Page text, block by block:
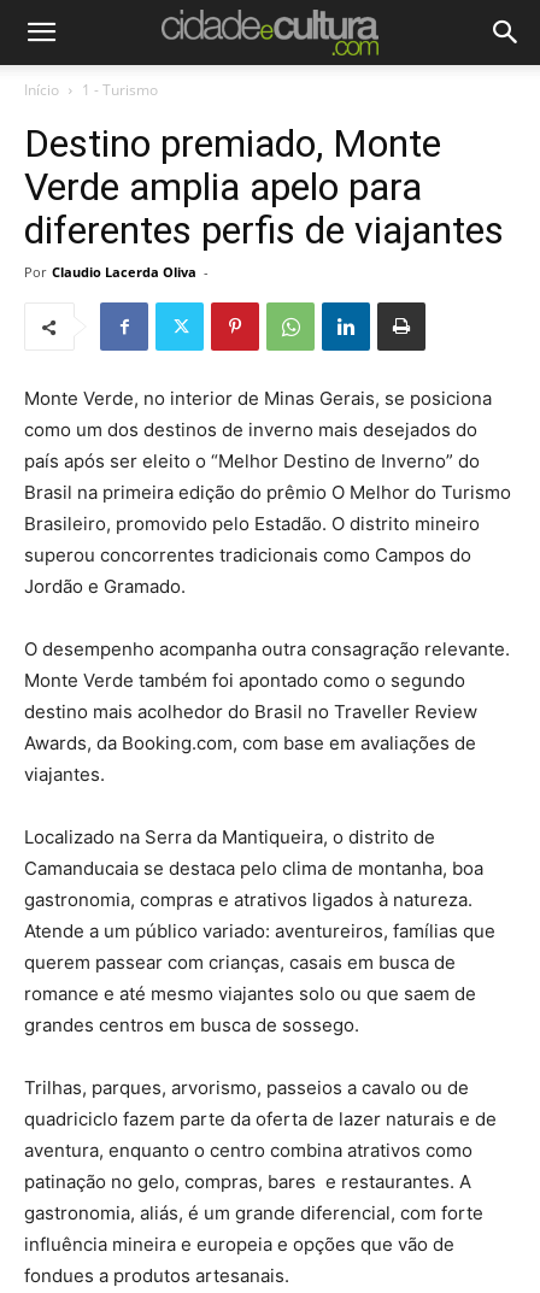
Início 1 - Turismo
Destino premiado, Monte
Verde amplia apelo para
diferentes perfis de viajantes
Por Claudio Lacerda Oliva -
Monte Verde, no interior de Minas Gerais, se posiciona
como um dos destinos de inverno mais desejados do
país após ser eleito o “Melhor Destino de Inverno” do
Brasil na primeira edição do prêmio O Melhor do Turismo
Brasileiro, promovido pelo Estadão. O distrito mineiro
superou concorrentes tradicionais como Campos do
Jordão e Gramado.
O desempenho acompanha outra consagração relevante.
Monte Verde também foi apontado como o segundo
destino mais acolhedor do Brasil no Traveller Review
Awards, da Booking.com, com base em avaliações de
viajantes.
Localizado na Serra da Mantiqueira, o distrito de
Camanducaia se destaca pelo clima de montanha, boa
gastronomia, compras e atrativos ligados à natureza.
Atende a um público variado: aventureiros, famílias que
querem passear com crianças, casais em busca de
romance e até mesmo viajantes solo ou que saem de
grandes centros em busca de sossego.
Trilhas, parques, arvorismo, passeios a cavalo ou de
quadriciclo fazem parte da oferta de lazer naturais e de
aventura, enquanto o centro combina atrativos como
patinação no gelo, compras, bares e restaurantes. A
gastronomia, aliás, é um grande diferencial, com forte
influência mineira e europeia e opções que vão de
fondues a produtos artesanais.